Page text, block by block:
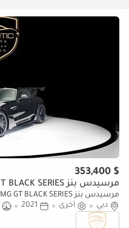
$ 353,400
مرسيدس بنز AMG GT BLACK SERIES
مرسيدس بنز AMG GT BLACK SERIES
دبي
أخرى 2021